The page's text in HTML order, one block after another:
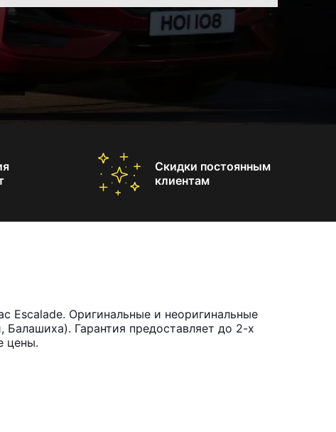
Скидки постоянным
клиентам
Escalade. Оригинальные и неоригинальные
Гарантия предоставляет до 2-х
цены.